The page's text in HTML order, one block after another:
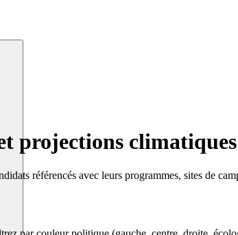
projections climatiques
référencés avec leurs programmes, sites de